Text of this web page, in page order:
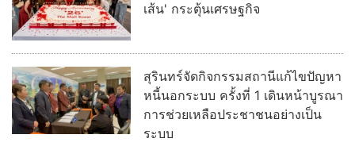
เส้น' กระตุ้นเศรษฐกิจ
สุรินทร์จัดกิจกรรมสถานีแก้ไขปัญหา
หนี้นอกระบบ ครั้งที่ 1 เดินหน้าบูรณา
การช่วยเหลือประชาชนอย่างเป็น
ระบบ